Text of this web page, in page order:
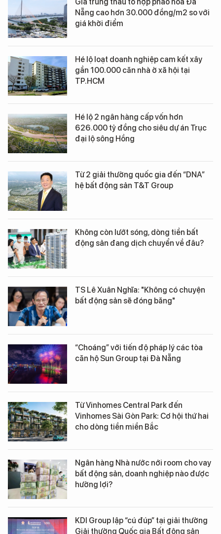
Nẵng cao hơn 30.000 đồng/m2 so với
giá khởi điểm
Hé lộ loạt doanh nghiệp cam kết xây
gần 100.000 căn nhà ở xã hội tại
TP.HCM
Hé lộ 2 ngân hàng cấp vốn hơn
626.000 tỷ đồng cho siêu dự án Trục
đại lộ sông Hồng
Từ 2 giải thưởng quốc gia đến “DNA”
hệ bất động sản T&T Group
Không còn lướt sóng, dòng tiền bất
động sản đang dịch chuyển về đâu?
TS Lê Xuân Nghĩa: "Không có chuyện
bất động sản sẽ đóng băng"
“Choáng” với tiến độ pháp lý các tòa
căn hộ Sun Group tại Đà Nẵng
Từ Vinhomes Central Park đến
Vinhomes Sài Gòn Park: Cơ hội thứ hai
cho dòng tiền miền Bắc
Ngân hàng Nhà nước nới room cho vay
bất động sản, doanh nghiệp nào được
hưởng lợi?
KDI Group lập “cú đúp” tại giải thưởng
Giải thưởng Quốc gia Bất động sản